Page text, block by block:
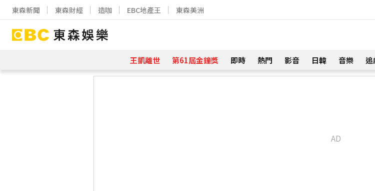
東森新聞 東森財經 造咖 EBC地產王 東森美洲
王凱離世 第61屆金鐘獎 即時 熱門 影音 日韓 音樂 追